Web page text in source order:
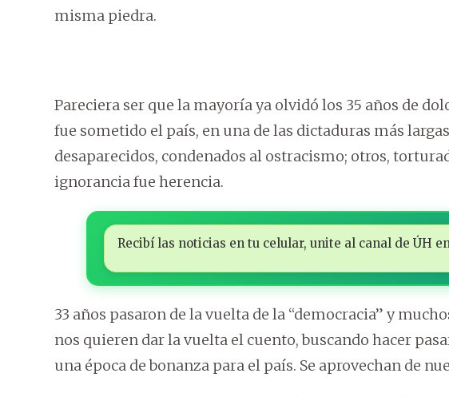
misma piedra.
Pareciera ser que la mayoría ya olvidó los 35 años de
fue sometido el país, en una de las dictaduras más
desaparecidos, condenados al ostracismo; otros,
ignorancia fue herencia.
Recibí las noticias en tu celular, unite al canal de ÚH
33 años pasaron de la vuelta de la “democracia” y
nos quieren dar la vuelta el cuento, buscando hacer
una época de bonanza para el país. Se aprovechan de